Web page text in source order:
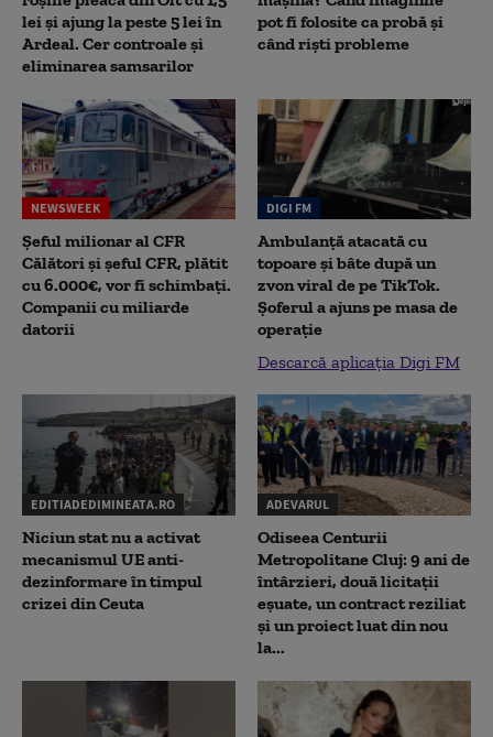
lei și ajung la peste 5 lei în
Ardeal. Cer controale și
eliminarea samsarilor
pot fi folosite ca probă și
când riști probleme
NEWSWEEK
Șeful milionar al CFR
Călători și șeful CFR, plătit
cu 6.000€, vor fi schimbați.
Companii cu miliarde
datorii
DIGI FM
Ambulanță atacată cu
topoare și bâte după un
zvon viral de pe TikTok.
Șoferul a ajuns pe masa de
operație
Descarcă aplicația Digi FM
EDITIADEDIMINEATA.RO
Niciun stat nu a activat
mecanismul UE anti-
dezinformare în timpul
crizei din Ceuta
ADEVARUL
Odiseea Centurii
Metropolitane Cluj: 9 ani de
întârzieri, două licitații
eșuate, un contract reziliat
și un proiect luat din nou
la...